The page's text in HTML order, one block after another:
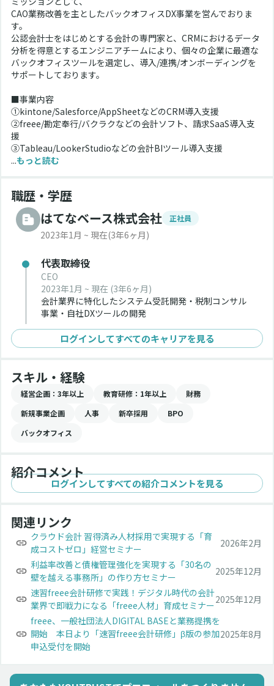
CAO業務改善を主としたバックオフィスDX事業を営んでおりま
す。
公認会計士をはじめとする会計の専門家と、CRMにおけるデータ
分析を得意とするエンジニアチームにより、個々の企業に最適な
バックオフィスツールを選定し、導入/連携/オンボーディングを
サポートしております。
■事業内容
①kintone/Salesforce/AppSheetなどのCRM導入支援
②freee/勘定奉行/バクラクなどの会計ソフト、請求SaaS導入支
援
③Tableau/LookerStudioなどの会計BIツール導入支援
...もっと読む
職歴・学歴
はてなベース株式会社
正社員
2023年1月 ~ 現在(3年6ヶ月)
代表取締役
CEO
2023年1月 ~ 現在 (3年6ヶ月)
会計業界に特化したシステム受託開発・税制コンサル
事業・自社DXツールの開発
ログインしてすべてのキャリアを見る
スキル・経験
経営企画 ：3年以上 教育研修 ：1年以上
財務
新規事業企画
人事 新卒採用
BPO
バックオフィス
紹介コメント
ログインしてすべての紹介コメントを見る
関連リンク
クラウド会計 習得済み人材採用で実現する「育
成コストゼロ」経営セミナー
2026年2月
利益率改善と債権管理強化を実現する「30名の
壁を越える事務所」の作り方セミナー
2025年12月
速習freee会計研修で実践！デジタル時代の会計
業界で即戦力になる「freee人材」育成セミナー2025年12月
freee、一般社団法人DIGITAL BASEと業務提携を
開始 本日より「速習freee会計研修」β版の参加
申込受付を開始
2025年8月